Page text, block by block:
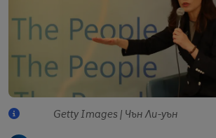
Getty Images | Чън Ли-уън